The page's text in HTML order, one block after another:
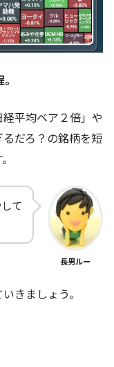
平均ベア２倍」や
るだろ？の銘柄を短
て
長男ルー
きましょう。